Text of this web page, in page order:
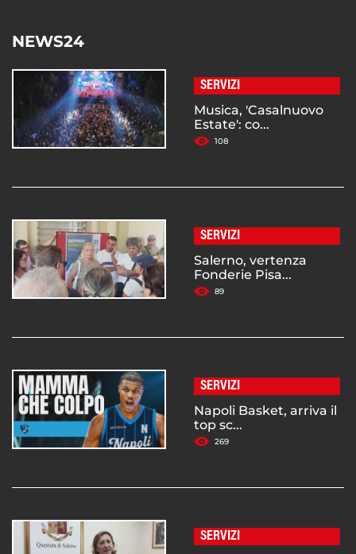
NEWS24
SERVIZI
Musica, 'Casalnuovo
Estate': co...
108
SERVIZI
Salerno, vertenza
Fonderie Pisa...
89
SERVIZI
Napoli Basket, arriva il
top sc...
269
SERVIZI